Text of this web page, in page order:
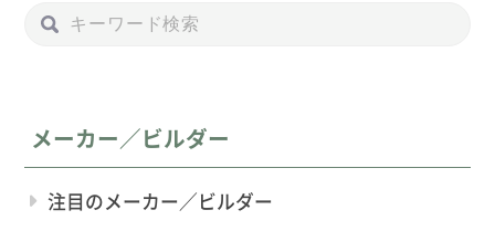
メーカー／ビルダー
注目のメーカー／ビルダー